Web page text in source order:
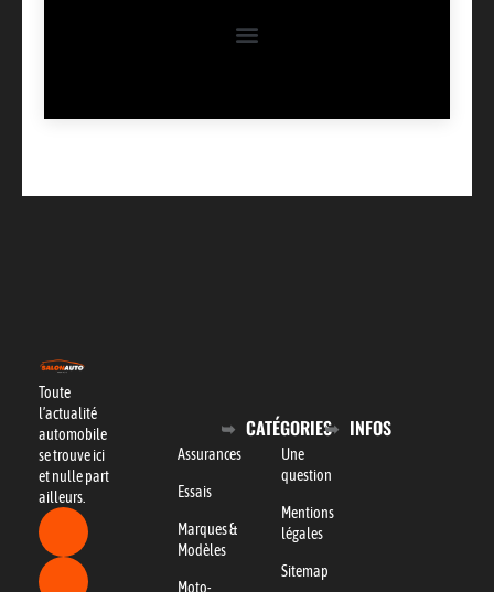
Toute
l’actualité
automobile
se trouve ici
et nulle part
ailleurs.
CATÉGORIES
Assurances
Essais
Marques &
Modèles
Moto-
INFOS
Une
question
Mentions
légales
Sitemap